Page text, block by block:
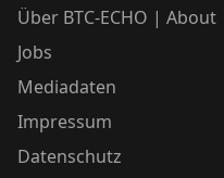
Über BTC-ECHO | About
Jobs
Mediadaten
Impressum
Datenschutz